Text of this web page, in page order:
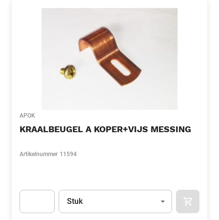
APOK
KRAALBEUGEL A KOPER+VIJS MESSING
Artikelnummer 11594
Eenheid
Stuk